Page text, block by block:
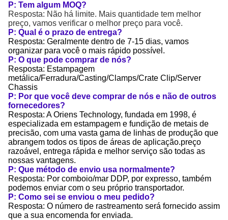
P: Tem algum MOQ?
Resposta: Não há limite. Mais quantidade tem melhor
preço, vamos verificar o melhor preço para você.
P: Qual é o prazo de entrega?
Resposta: Geralmente dentro de 7-15 dias, vamos
organizar para você o mais rápido possível.
P: O que pode comprar de nós?
Resposta: Estampagem
metálica/Ferradura/Casting/Clamps/Crate Clip/Server
Chassis
P: Por que você deve comprar de nós e não de outros
fornecedores?
Resposta: A Oriens Technology, fundada em 1998, é
especializada em estampagem e fundição de metais de
precisão, com uma vasta gama de linhas de produção que
abrangem todos os tipos de áreas de aplicação.preço
razoável, entrega rápida e melhor serviço são todas as
nossas vantagens.
P: Que método de envio usa normalmente?
Resposta: Por comboio/mar DDP, por expresso, também
podemos enviar com o seu próprio transportador.
P: Como sei se enviou o meu pedido?
Resposta: O número de rastreamento será fornecido assim
que a sua encomenda for enviada.